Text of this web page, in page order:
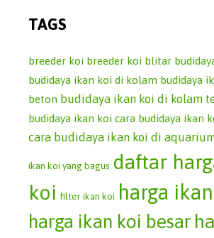
TAGS
breeder koi breeder koi blitar
budidaya ikan koi di kolam budidaya
beton budidaya ikan koi di kolam
budidaya ikan koi cara budidaya ikan
cara budidaya ikan koi di
ikan koi yang bagus daftar
koi filter ikan koi harga
harga ikan koi besar